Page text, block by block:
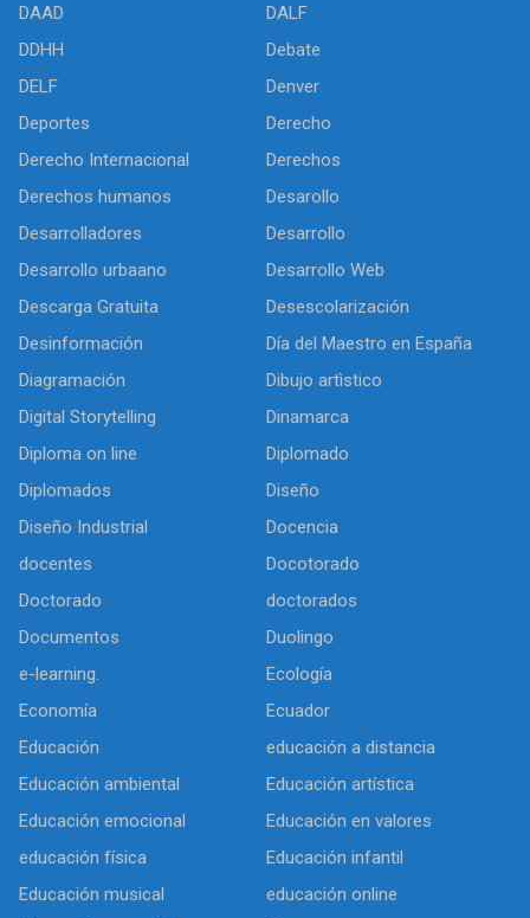
DAAD
DALF
DDHH
Debate
DELF
Denver
Deportes
Derecho
Derecho Internacional
Derechos
Derechos humanos
Desarollo
Desarrolladores
Desarrollo
Desarrollo urbaano
Desarrollo Web
Descarga Gratuita
Desescolarización
Desinformación
Día del Maestro en España
Diagramación
Dibujo artìstico
Digital Storytelling
Dinamarca
Diploma on line
Diplomado
Diplomados
Diseño
Diseño Industrial
Docencia
docentes
Docotorado
Doctorado
doctorados
Documentos
Duolingo
e-learning.
Ecología
Economía
Ecuador
Educación
educación a distancia
Educación ambiental
Educación artística
Educación emocional
Educación en valores
educación física
Educación infantil
Educación musical
educación online